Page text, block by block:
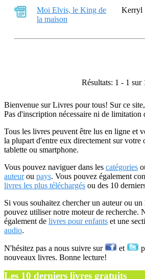
Moi Elvis, le King de
la maison
Kerryl
Résultats: 1 - 1 sur
Bienvenue sur Livres pour tous! Sur ce
Pas d'inscription nécessaire ni de limitation
Tous les livres peuvent être lus en ligne et
la plupart d'entre eux directement sur votre
tablette ou smartphone.
Vous pouvez naviguer dans les catégories
auteurou pays. Vous pouvez également
livres les plus téléchargés ou des 10
Si vous souhaitez chercher un auteur ou
pouvez utiliser notre moteur de recherche.
également de livres pour enfants et une
audio.
N'hésitez pas a nous suivre sur et
nouveaux livres. Bonne lecture!
Les 10 derniers livres gratuits